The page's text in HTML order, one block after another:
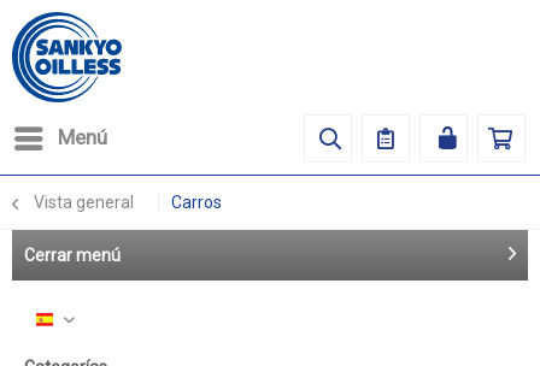
Menú
Vista general Carros
Cerrar menú
Español